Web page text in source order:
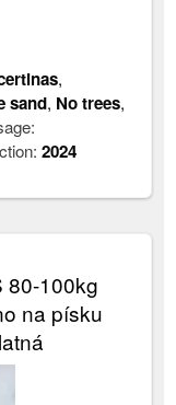
,
sand, No trees,
2024
80-100kg
na písku